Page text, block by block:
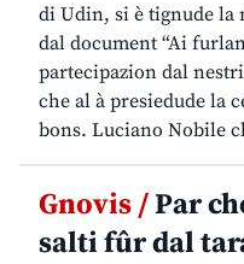
di Udin, si è tignude la
dal document “Ai
partecipazion dal
che al à presiedude la
bons. Luciano Nobile
Gnovis /Par
salti fûr dal